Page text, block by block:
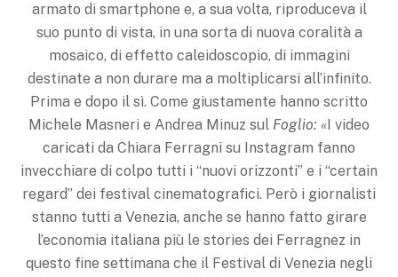
armato di smartphone e, a sua volta, riprodu­ceva il
suo punto di vista, in una sorta di nuova coralità a
mosaico, di effetto caleidoscopio, di immagini
destinate a non durare ma a mol­tiplicarsi all’infinito.
Prima e dopo il sì. Come giustamente hanno scritto
Michele Masneri e Andrea Minuz sul Foglio: «I video
caricati da Chiara Ferragni su Instagram fanno
invecchiare di colpo tutti i “nuovi orizzonti” e i “certain
regard” dei festival cinematografici. Però i giornalisti
stanno tutti a Venezia, anche se hanno fatto girare
l’economia italiana più le stories dei Ferragnez in
questo fine settimana che il Festival di Venezia negli